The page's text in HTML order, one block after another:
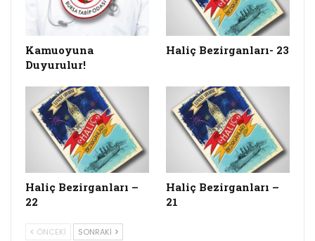
Kamuoyuna
Duyurulur!
Haliç Bezirganları- 23
Haliç Bezirganları –
22
Haliç Bezirganları –
21
ÖNCEKI SONRAKI